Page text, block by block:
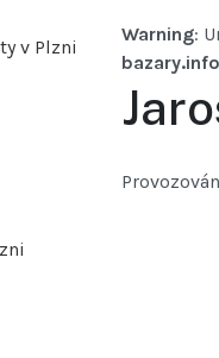
Warning:
v Plzni